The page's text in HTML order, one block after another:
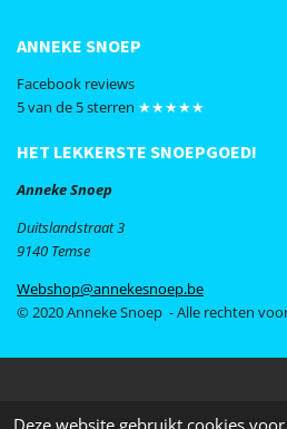
Deze website gebruikt cookies
ANNEKE SNOEP
Facebook reviews
5 van de 5 sterren ★★★★★
HET LEKKERSTE SNOEPGOED!
Anneke Snoep
Duitslandstraat 3
9140 Temse
Webshop@annekesnoep.be
© 2020 Anneke Snoep - Alle rechten